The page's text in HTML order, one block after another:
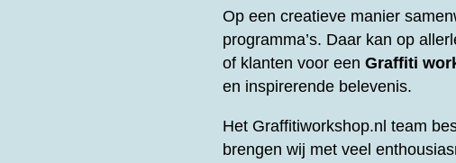
Op een creatieve manier
programma’s. Daar kan op
of klanten voor een Graffiti
en inspirerende belevenis.
Het Graffitiworkshop.nl team
brengen wij met veel